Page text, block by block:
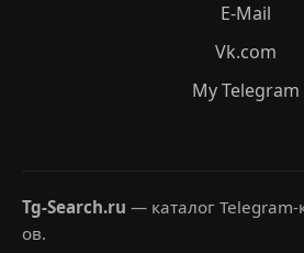
E-Mail
Vk.com
My Telegram
Tg-Search.ru — каталог Telegram-
ов.